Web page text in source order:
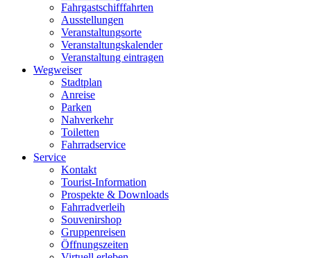
Fahrgastschifffahrten
Ausstellungen
Veranstaltungsorte
Veranstaltungskalender
Veranstaltung eintragen
Wegweiser
Stadtplan
Anreise
Parken
Nahverkehr
Toiletten
Fahrradservice
Service
Kontakt
Tourist-Information
Prospekte & Downloads
Fahrradverleih
Souvenirshop
Gruppenreisen
Öffnungszeiten